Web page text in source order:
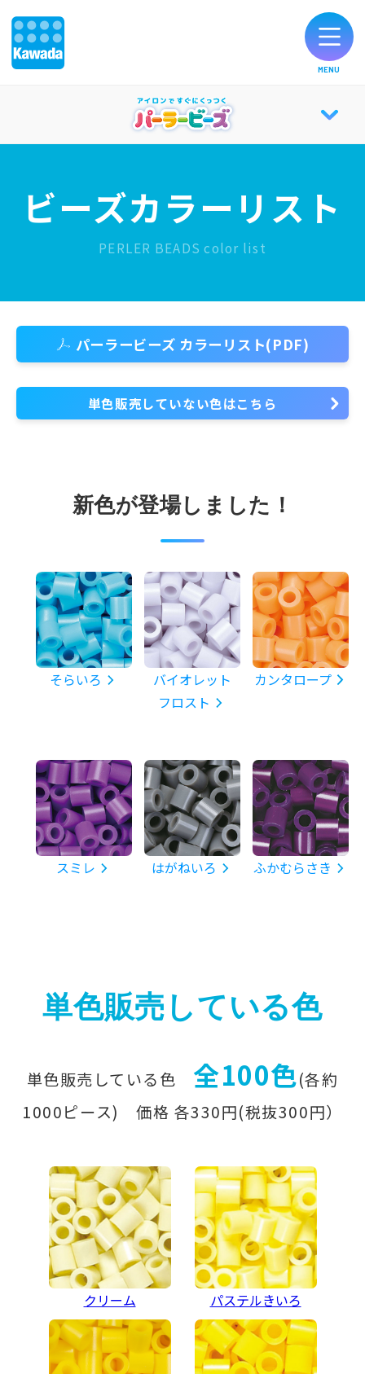
ド一覧
お知ら
せ
製品のご
購入
ート
公式
SNS
MENU
BEADS®
TOP
ス
効
スト
スト
ト
ビーズカラーリスト
PERLER BEADS color list
パーラービーズ カラーリスト(PDF)
単色販売していない色はこちら
新色が登場しました！
そらいろ
バイオレット
フロスト
カンタロープ
スミレ はがねいろ ふかむらさき
単色販売している色
単色販売している色 全100色(各約
1000ピース) 価格 各330円(税抜300円）
クリーム パステルきいろ